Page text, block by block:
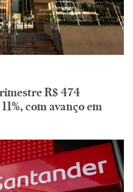
R$ 474
com avanço em